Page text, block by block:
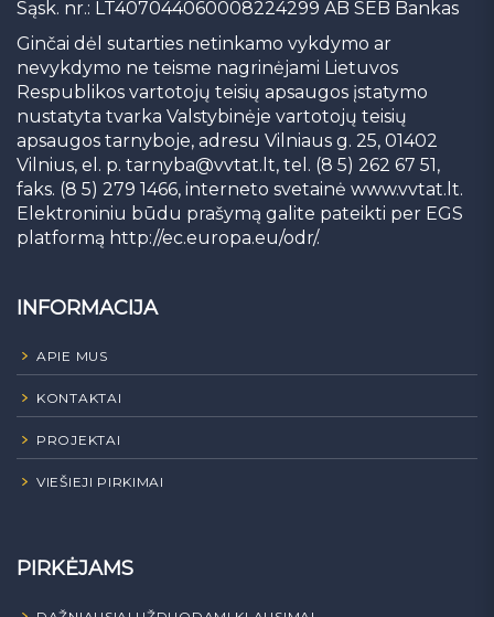
Sąsk. nr.: LT407044060008224299 AB SEB Bankas
Ginčai dėl sutarties netinkamo vykdymo ar
nevykdymo ne teisme nagrinėjami Lietuvos
Respublikos vartotojų teisių apsaugos įstatymo
nustatyta tvarka Valstybinėje vartotojų teisių
apsaugos tarnyboje, adresu Vilniaus g. 25, 01402
Vilnius, el. p. tarnyba@vvtat.lt, tel. (8 5) 262 67 51,
faks. (8 5) 279 1466, interneto svetainė www.vvtat.lt.
Elektroniniu būdu prašymą galite pateikti per EGS
platformą http://ec.europa.eu/odr/.
INFORMACIJA
APIE MUS
KONTAKTAI
PROJEKTAI
VIEŠIEJI PIRKIMAI
PIRKĖJAMS